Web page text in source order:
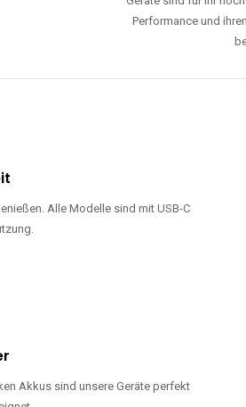
Performance und
Alle Modelle sind mit USB-C
Akkus sind unsere Geräte perfekt